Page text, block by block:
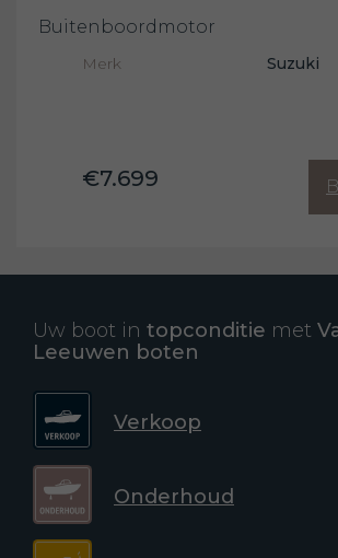
Buitenboordmotor
Merk Suzuki
€7.699
Uw boot in topconditie met
Leeuwen boten
Verkoop
Onderhoud